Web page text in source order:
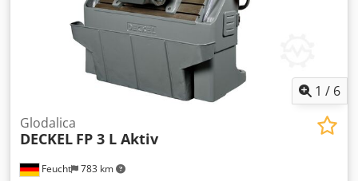
1 / 6
Feucht 783 km
Glodalica
DECKEL FP 3 L Aktiv